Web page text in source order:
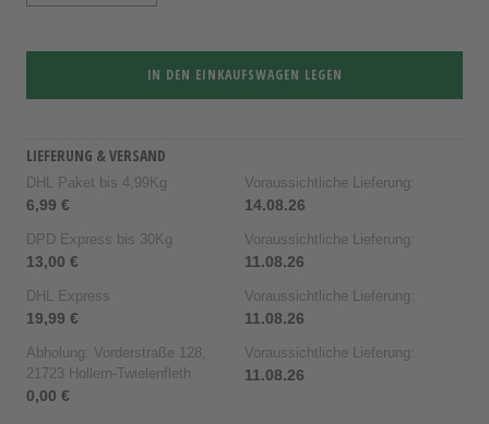
IN DEN EINKAUFSWAGEN LEGEN
LIEFERUNG & VERSAND
DHL Paket bis 4,99Kg
6,99 €
Voraussichtliche Lieferung:
14.08.26
DPD Express bis 30Kg
13,00 €
Voraussichtliche Lieferung:
11.08.26
DHL Express
19,99 €
Voraussichtliche Lieferung:
11.08.26
Abholung: Vorderstraße 128,
21723 Hollern-Twielenfleth
0,00 €
Voraussichtliche Lieferung:
11.08.26